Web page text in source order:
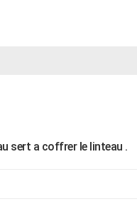
sert a coffrer le linteau .